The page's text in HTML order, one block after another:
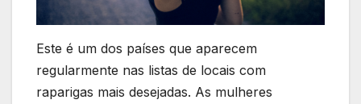
Este é um dos países que aparecem
regularmente nas listas de locais com
raparigas mais desejadas. As mulheres